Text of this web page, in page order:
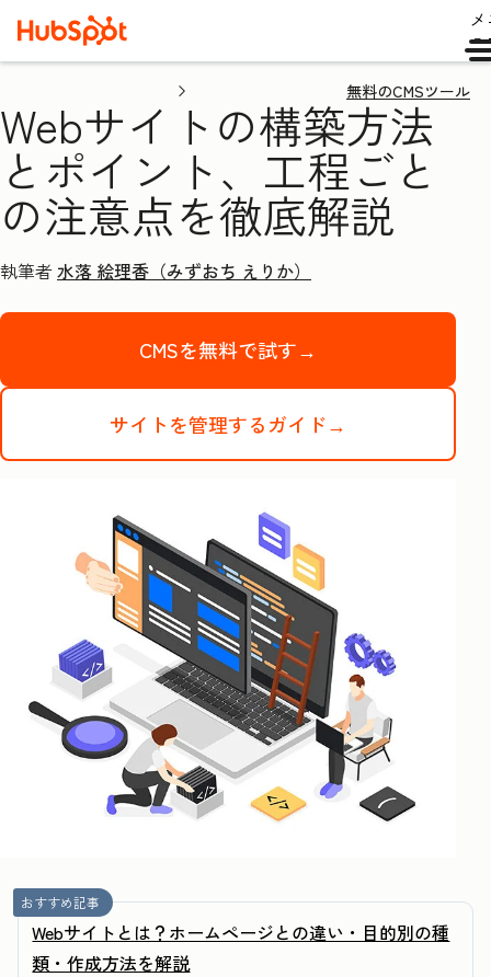
無料のCMSツール
Webサイトの構築方法
とポイント、工程ごと
の注意点を徹底解説
執筆者水落 絵理香（みずおち えりか）
CMSを無料で試す→
サイトを管理するガイド→
おすすめ記事
Webサイトとは？ホームページとの違い・目的別の種
類・作成方法を解説